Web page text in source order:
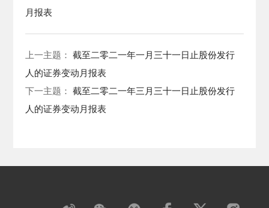
月报表
上一主题：截至二零二一年一月三十一日止股份发行
人的证券变动月报表
下一主题：截至二零二一年三月三十一日止股份发行
人的证券变动月报表